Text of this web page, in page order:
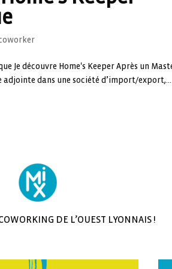
Je découvre Home's Keeper Après un
adjointe dans une société d’import/export,...
DE L’OUEST LYONNAIS !